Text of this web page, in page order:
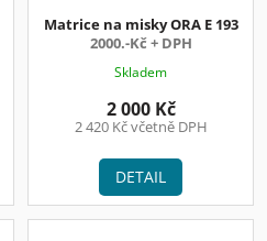
Matrice na misky ORA E 193
2000.-Kč + DPH
Skladem
2 420 Kč včetně DPH
2 000 Kč
DETAIL